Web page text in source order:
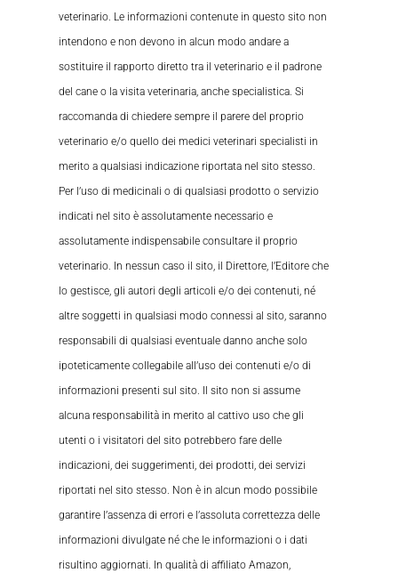
veterinario. Le informazioni contenute in questo sito non
intendono e non devono in alcun modo andare a
sostituire il rapporto diretto tra il veterinario e il padrone
del cane o la visita veterinaria, anche specialistica. Si
raccomanda di chiedere sempre il parere del proprio
veterinario e/o quello dei medici veterinari specialisti in
merito a qualsiasi indicazione riportata nel sito stesso.
Per l’uso di medicinali o di qualsiasi prodotto o servizio
indicati nel sito è assolutamente necessario e
assolutamente indispensabile consultare il proprio
veterinario. In nessun caso il sito, il Direttore, l’Editore che
lo gestisce, gli autori degli articoli e/o dei contenuti, né
altre soggetti in qualsiasi modo connessi al sito, saranno
responsabili di qualsiasi eventuale danno anche solo
ipoteticamente collegabile all’uso dei contenuti e/o di
informazioni presenti sul sito. Il sito non si assume
alcuna responsabilità in merito al cattivo uso che gli
utenti o i visitatori del sito potrebbero fare delle
indicazioni, dei suggerimenti, dei prodotti, dei servizi
riportati nel sito stesso. Non è in alcun modo possibile
garantire l’assenza di errori e l’assoluta correttezza delle
informazioni divulgate né che le informazioni o i dati
risultino aggiornati. In qualità di affiliato Amazon,